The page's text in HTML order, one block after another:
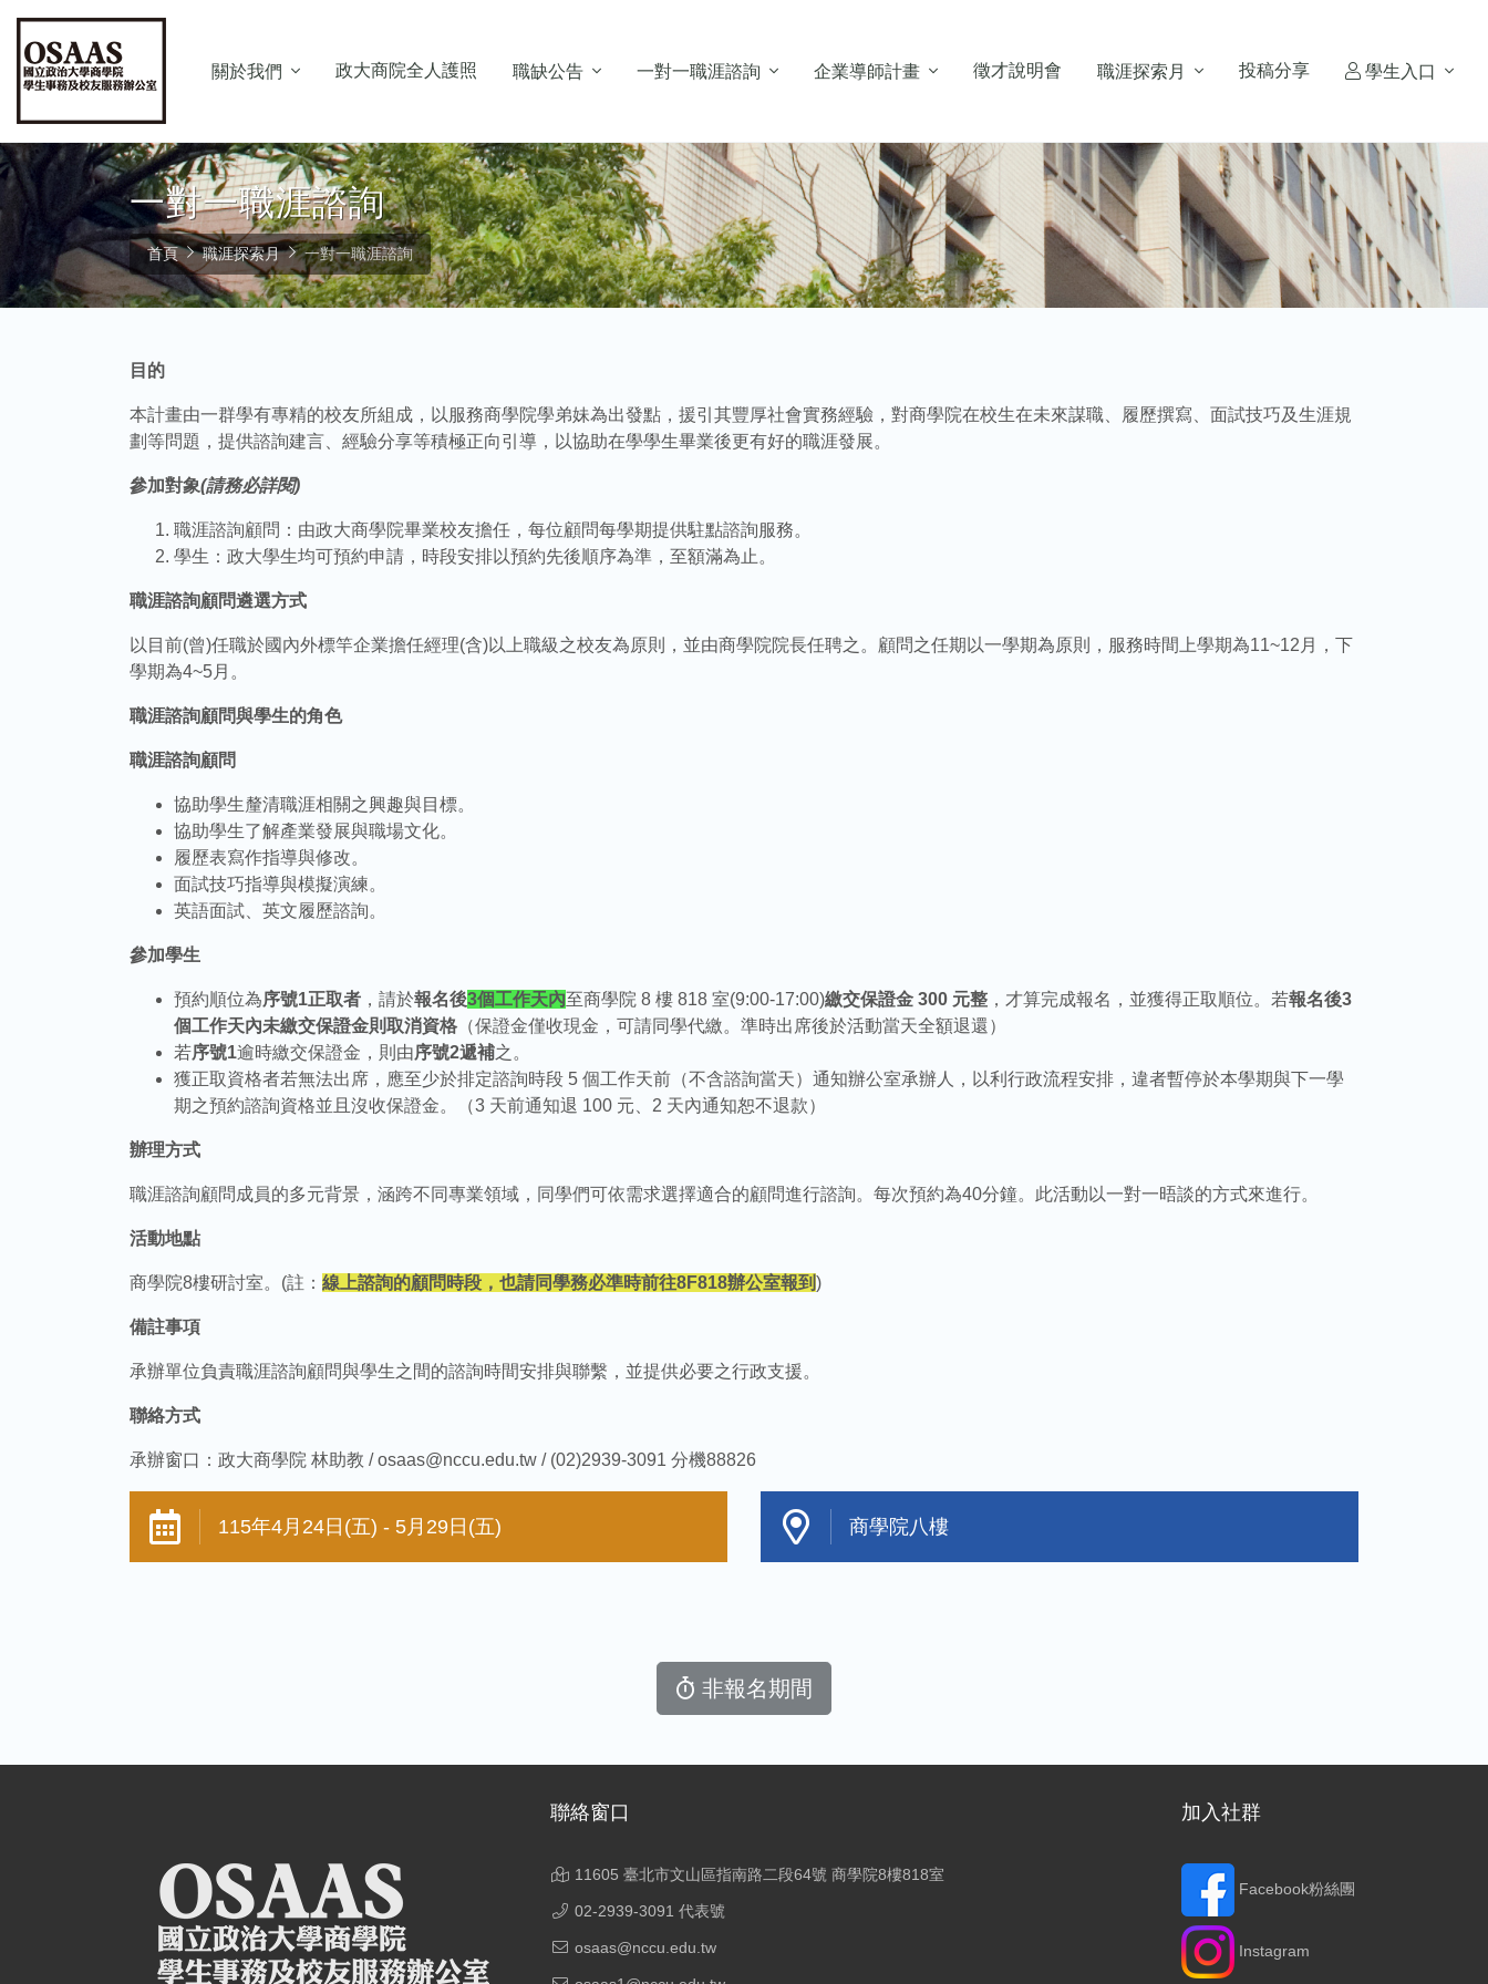
關於我們 政大商院全人護照 職缺公告 一對一職涯諮詢 企業導師計畫 徵才說明會 職涯探索月 投稿分享 學生入口
一對一職涯諮詢
首頁 職涯探索月 一對一職涯諮詢
目的
本計畫由一群學有專精的校友所組成，以服務商學院學弟妹為出發點，援引其豐厚社會實務經驗，對商學院在校生在未來謀職、履歷撰寫、面試技巧及生涯規
劃等問題，提供諮詢建言、經驗分享等積極正向引導，以協助在學學生畢業後更有好的職涯發展。
參加對象(請務必詳閱)
職涯諮詢顧問：由政大商學院畢業校友擔任，每位顧問每學期提供駐點諮詢服務。
學生：政大學生均可預約申請，時段安排以預約先後順序為準，至額滿為止。
職涯諮詢顧問遴選方式
以目前(曾)任職於國內外標竿企業擔任經理(含)以上職級之校友為原則，並由商學院院長任聘之。顧問之任期以一學期為原則，服務時間上學期為11~12月，下
學期為4~5月。
職涯諮詢顧問與學生的角色
職涯諮詢顧問
協助學生釐清職涯相關之興趣與目標。
協助學生了解產業發展與職場文化。
履歷表寫作指導與修改。
面試技巧指導與模擬演練。
英語面試、英文履歷諮詢。
參加學生
預約順位為序號1正取者 ，請於報名後3個工作天內至商學院 8 樓 818 室(9:00-17:00)繳交保證金 300 元整 ，才算完成報名，並獲得正取順位。若報名後3
個工作天內未繳交保證金則取消資格 （保證金僅收現金，可請同學代繳。準時出席後於活動當天全額退還）
若序號1逾時繳交保證金，則由序號2遞補之。
獲正取資格者若無法出席，應至少於排定諮詢時段 5 個工作天前（不含諮詢當天）通知辦公室承辦人，以利行政流程安排，違者暫停於本學期與下一學
期之預約諮詢資格並且沒收保證金。（3 天前通知退 100 元、2 天內通知恕不退款）
辦理方式
職涯諮詢顧問成員的多元背景，涵跨不同專業領域，同學們可依需求選擇適合的顧問進行諮詢。每次預約為40分鐘。此活動以一對一晤談的方式來進行。
活動地點
商學院8樓研討室。(註： 線上諮詢的顧問時段，也請同學務必準時前往8F818辦公室報到)
備註事項
承辦單位負責職涯諮詢顧問與學生之間的諮詢時間安排與聯繫，並提供必要之行政支援。
聯絡方式
承辦窗口：政大商學院 林助教 / osaas@nccu.edu.tw / (02)2939-3091 分機88826
115年4月24日(五) - 5月29日(五) 商學院八樓
非報名期間
聯絡窗口
11605 臺北市文山區指南路二段64號 商學院8樓818室
02-2939-3091 代表號
osaas@nccu.edu.tw
加入社群
Facebook粉絲團
Instagram